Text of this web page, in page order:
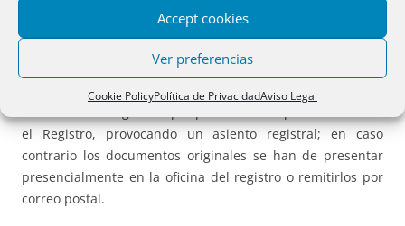
Accept cookies
Ver preferencias
Cookie PolicyPolítica de PrivacidadAviso Legal
DOCUMENTO AUTÉNTICO.En la presentación telemática
los documentos que la acompañen
tener un CSV para así cumplir los requisitos de identidad,
el Registro, provocando un asiento registral; en caso
contrario los documentos originales se han de presentar
presencialmente en la oficina del registro o remitirlos por
correo postal.